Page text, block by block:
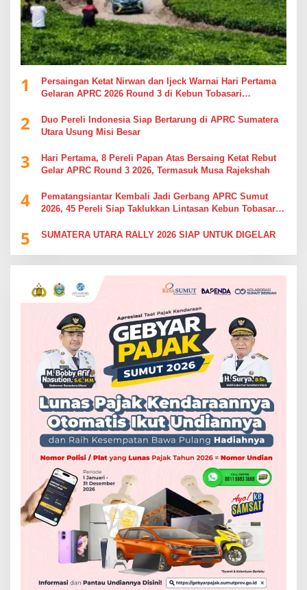
1
Persaingan Ketat Nirwan dan Ijeck Warnai Hari Pertama
Gelaran APRC 2026 Round 3 di Kebun Tobasari
2
Duo Pereli Indonesia Siap Bertarung di APRC Sumatera
Utara Usung Misi Besar
3
Hari Pertama, 8 Pereli Papan Atas Bersaing Ketat Rebut
Gelar APRC Round 3 2026, Termasuk Musa Rajekshah
4
Pematangsiantar Kembali Jadi Gerbang APRC Sumut
2026, 45 Pereli Siap Taklukkan Lintasan Kebun Tobasari
5 SUMATERA UTARA RALLY 2026 SIAP UNTUK DIGELAR